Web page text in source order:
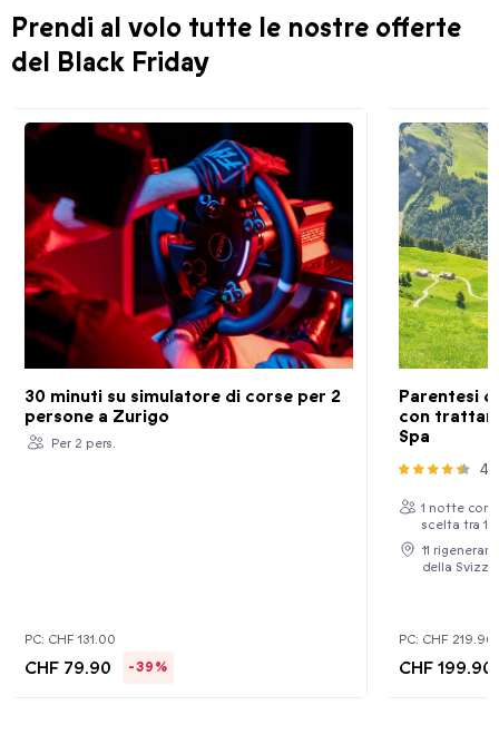
Prendi al volo tutte le nostre offerte
del Black Friday
30 minuti su simulatore di corse per 2
persone a Zurigo
Per 2 pers.
PC: CHF 131.00
CHF 79.90 -39%
Parentesi
con
Spa
1 notte con
scelta tra 1
11
della
PC: CHF 219.90
CHF 199.90